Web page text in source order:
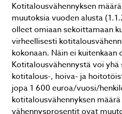
Kotitalousvähennyksen
muutoksia vuoden alusta
olleet omiaan sekoittamaan
virheellisesti
kokonaan. Näin ei kuitenkaan
Kotitalousvähennystä voi
kotitalous-, hoiva- ja
jopa 1 600 euroa/vuosi/
kotitalousvähennyksen
vähennysprosentit ovat